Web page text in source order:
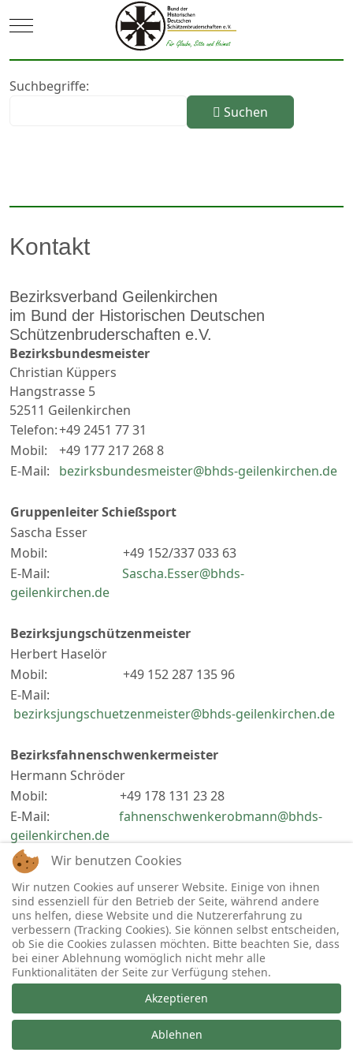
Mobile Menu Toggle
Suchformular
Suchbegriffe:
Suchen
Kontakt
Bezirksverband Geilenkirchen
im Bund der Historischen Deutschen
Schützenbruderschaften e.V.
Bezirksbundesmeister
Christian Küppers
Hangstrasse 5
52511 Geilenkirchen
Telefon:+49 2451 77 31
Mobil:
+49 177 217 268 8
E-Mail:
bezirksbundesmeister@bhds-geilenkirchen.de
Gruppenleiter Schießsport
Sascha Esser
Mobil: +49 152/337 033 63
E-Mail: Sascha.Esser@bhds-
geilenkirchen.de
Bezirksjungschützenmeister
Herbert Haselör
Mobil: +49 152 287 135 96
E-Mail:
bezirksjungschuetzenmeister@bhds-geilenkirchen.de
Bezirksfahnenschwenkermeister
Hermann Schröder
Mobil: +49 178 131 23 28
E-Mail: fahnenschwenkerobmann@bhds-
geilenkirchen.de
Webmaster
Michael Fenger
E-Mail: webmaster@bhds-geilenkirchen.de
Copyright © 2026 Bezirksverband Geilenkirchen im Bund
der Historischen Deutschen Schützenbruderschaften e.V..
Alle Rechte vorbehalten.
Wir benutzen Cookies
Wir nutzen Cookies auf unserer Website. Einige von ihnen
sind essenziell für den Betrieb der Seite, während andere
uns helfen, diese Website und die Nutzererfahrung zu
verbessern (Tracking Cookies). Sie können selbst entscheiden,
ob Sie die Cookies zulassen möchten. Bitte beachten Sie, dass
bei einer Ablehnung womöglich nicht mehr alle
Funktionalitäten der Seite zur Verfügung stehen.
Akzeptieren
Ablehnen